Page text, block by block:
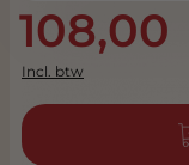
108,00
Incl. btw